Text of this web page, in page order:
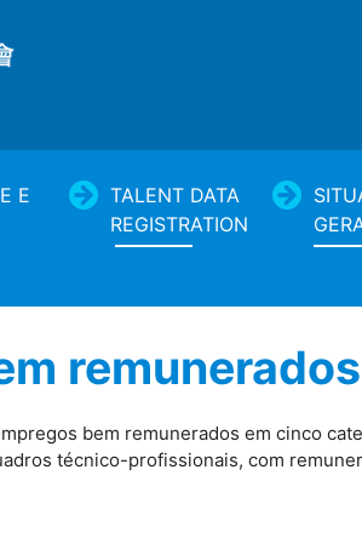
E
TALENT DATA
REGISTRATION
remunerados
bem remunerados em cinco
técnico-profissionais, com